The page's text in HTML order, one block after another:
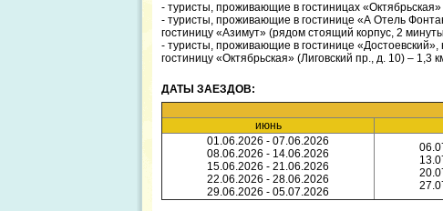
- туристы, проживающие в гостиницах
- туристы, проживающие в гостинице «А Отель
гостиницу «Азимут» (рядом стоящий корпус, 2
- туристы, проживающие в гостинице «Достоевский»,
гостиницу «Октябрьская» (Лиговский пр., д. 10) – 1,3
ДАТЫ ЗАЕЗДОВ:
июнь
01.06.2026 - 07.06.2026
08.06.2026 - 14.06.2026
15.06.2026 - 21.06.2026
22.06.2026 - 28.06.2026
29.06.2026 - 05.07.2026